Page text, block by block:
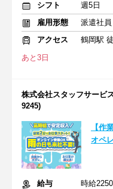
シフト
週5日
雇用形態
派遣社員
アクセス
鶴岡駅
あと3日
株式会社スタッフサービ
9245)
【作
オペ
給与
時給